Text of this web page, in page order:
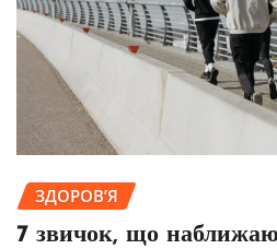
ЗДОРОВ’Я
7 звичок, що